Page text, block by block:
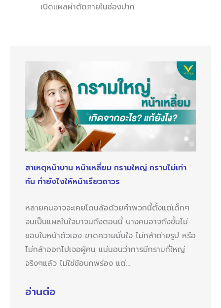
เปิดแผลผ่าตัดภายในช่องปาก
สาเหตุหน้าบาน หน้าเหลี่ยม กรามใหญ่ กรามไม่เท่า
กัน ทำยังไงให้หน้าเรียวถาวร
หลายคนอาจจะเคยโดนล้อด้วยคำพวกนี้ตั้งแต่เด็กๆ
จนเป็นแผลในใจมาจนถึงตอนนี้ บางคนอาจถึงขั้นไม่
ชอบใบหน้าตัวเอง ขาดความมั่นใจ ไม่กล้าถ่ายรูป หรือ
ไม่กล้าออกไปเจอผู้คน แน่นอนว่าการมีกรามที่ใหญ่
จริงๆแล้ว ไม่ใช่ข้อบกพร่อง แต่…
อ่านต่อ